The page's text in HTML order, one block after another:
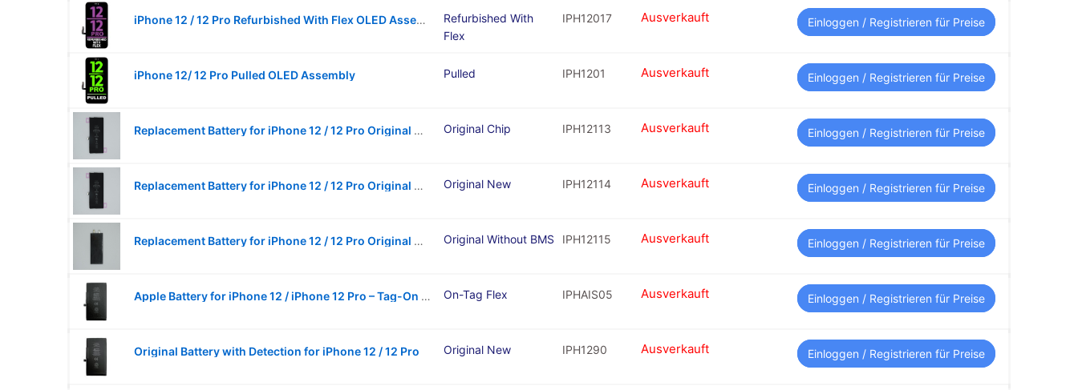
iPhone 12 / 12 Pro Refurbished With Flex OLED Assembly
Refurbished With
Flex
IPH12017 Ausverkauft Einloggen / Registrieren für Preise
iPhone 12/ 12 Pro Pulled OLED Assembly Pulled IPH1201 Ausverkauft Einloggen / Registrieren für Preise
Replacement Battery for iPhone 12 / 12 Pro Original Chip Original Chip IPH12113 Ausverkauft Einloggen / Registrieren für Preise
Replacement Battery for iPhone 12 / 12 Pro Original New Original New IPH12114 Ausverkauft Einloggen / Registrieren für Preise
Replacement Battery for iPhone 12 / 12 Pro Original New Without BMS Chip Original Without BMS IPH12115 Ausverkauft Einloggen / Registrieren für Preise
Apple Battery for iPhone 12 / iPhone 12 Pro – Tag-On Flex On-Tag Flex IPHAIS05 Ausverkauft Einloggen / Registrieren für Preise
Original Battery with Detection for iPhone 12 / 12 Pro Original New IPH1290 Ausverkauft Einloggen / Registrieren für Preise